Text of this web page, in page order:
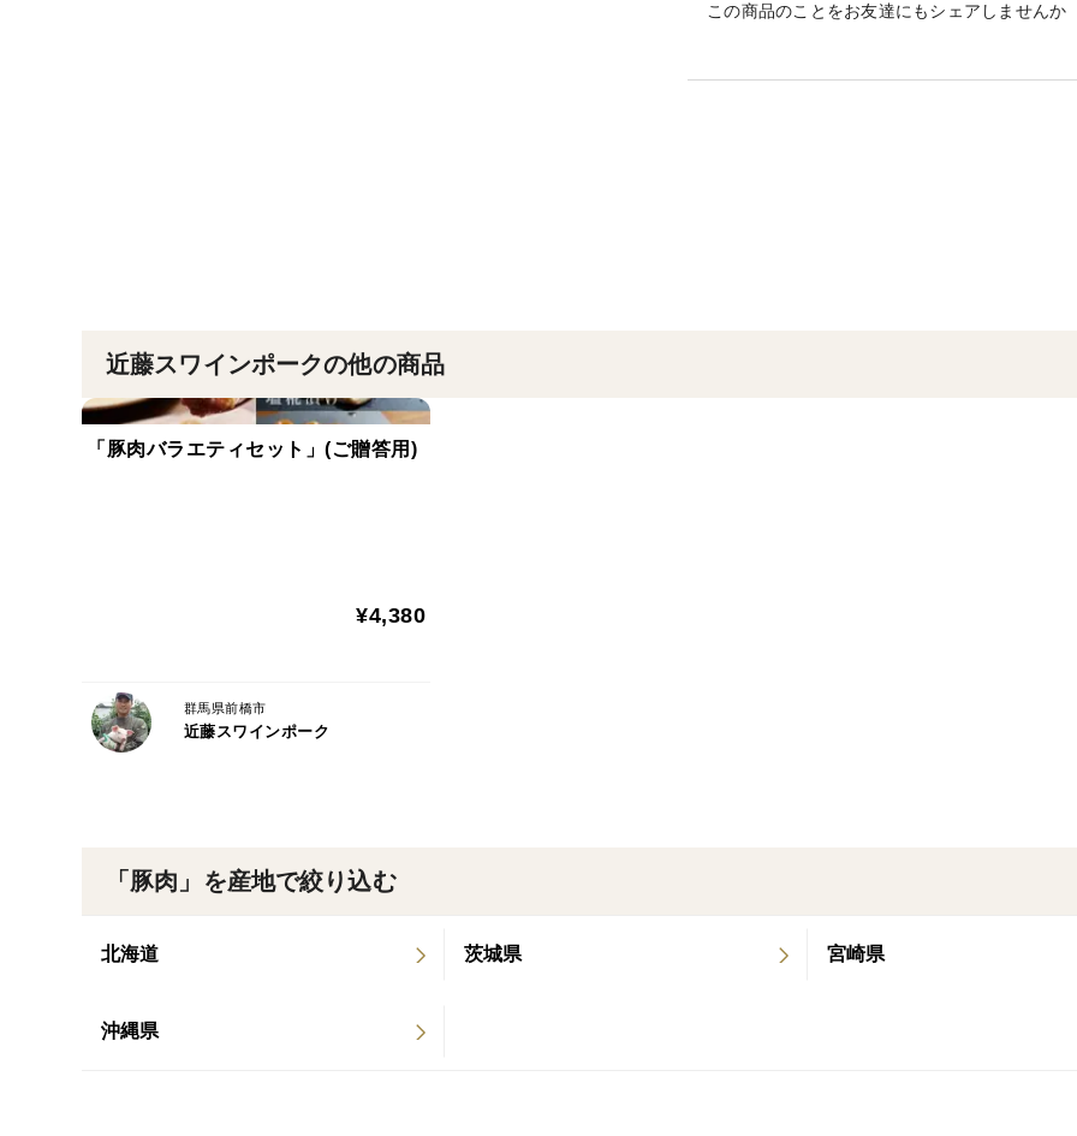
【原材料】豚モモ肉 天然海水塩
この商品のことをお友達にもシェアしませんか
「豚肉」を産地で絞り込む
北海道 茨城県 宮崎県
沖縄県
近藤スワインポークの他の商品
「豚肉バラエティセット」(ご贈答用)
¥4,380
群馬県前橋市
近藤スワインポーク